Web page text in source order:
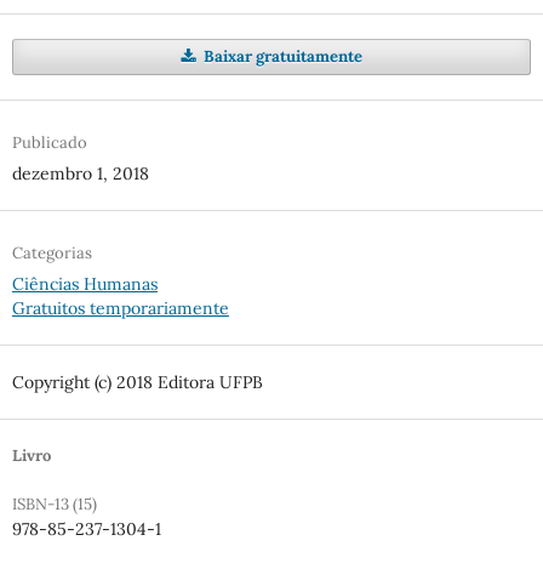
Baixar gratuitamente
Publicado
dezembro 1, 2018
Categorias
Ciências Humanas
Gratuitos temporariamente
Copyright (c) 2018 Editora UFPB
Livro
ISBN-13 (15)
978-85-237-1304-1